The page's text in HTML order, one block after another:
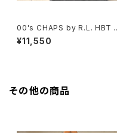
00's CHAPS by R.L. HBT
m-fit cargo Pants
¥11,550
その他の商品